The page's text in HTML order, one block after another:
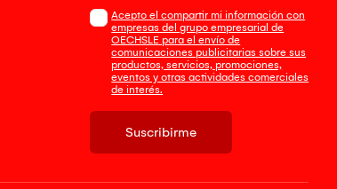
Acepto el compartir mi información con
empresas del grupo empresarial de
OECHSLE para el envío de
comunicaciones publicitarias sobre sus
productos, servicios, promociones,
eventos y otras actividades comerciales
de interés.
Suscribirme